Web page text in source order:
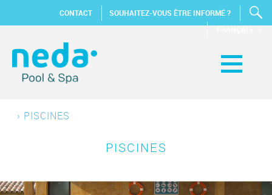
CONTACT
SOUHAITEZ-VOUS ÊTRE INFORMÉ ?
› PISCINES
PISCINES